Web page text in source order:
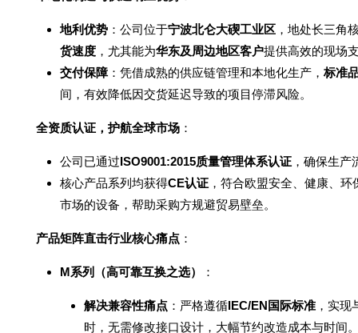
地利优势 ：公司位于宁波北仑大碶工业区 ，地处长三角
货速度 ，尤其能为华东及周边地区客户提供高效的现场
交付保障：凭借成熟的供应链管理和本地化生产， 标准
间，有效降低因交货延迟导致的项目停滞风险。
全资质认证，护航全球市场 ：
公司已通过ISO9001:2015质量管理体系认证 ，确保生产
核心产品系列均获得CE认证 ，符合欧盟安全、健康、
市场的设备，帮助采购方规避贸易壁垒。
产品矩阵直击行业核心痛点 ：
M系列（高可靠互换之选） ：
解决兼容性痛点 ：严格遵循IEC/EN国际标准 ，实现
时，无需修改接口设计，大幅节约改造成本与时间